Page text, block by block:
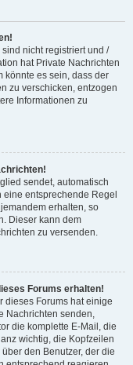
nicht registriert und /
hat Private Nachrichten
könnte es sein, dass der
zu verschicken, entzogen
Informationen zu
sendet, automatisch
entsprechende Regel
erhalten, so
Dieser kann dem
zu versenden.
Forums erhalten!
dieses Forums hat einige
Nachrichten senden,
die komplette E-Mail, die
wichtig, die Kopfzeilen
den Benutzer, der die